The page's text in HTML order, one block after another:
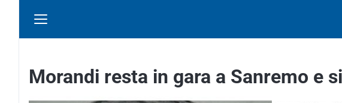
Morandi resta in gara a Sanremo e